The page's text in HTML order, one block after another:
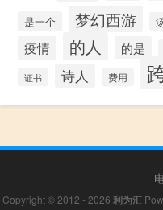
是一个 梦幻西游
疫情 的人 的是
证书 诗人 费用
Copyright © 2012 - 2026 利为汇